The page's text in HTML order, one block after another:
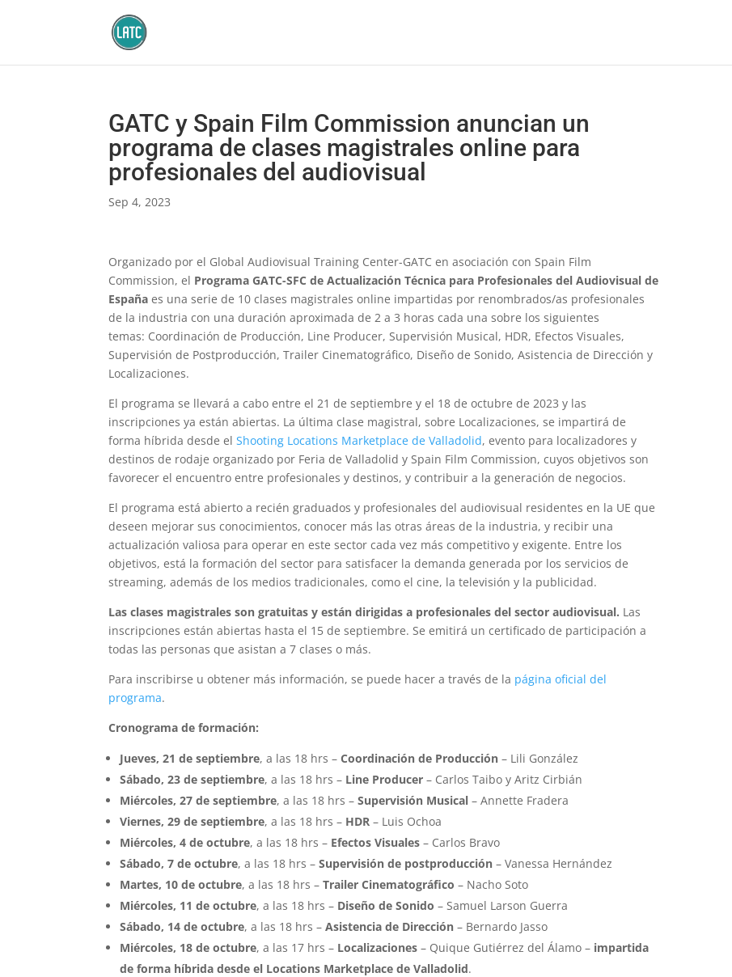
GATC y Spain Film Commission anuncian un
programa de clases magistrales online para
profesionales del audiovisual
Sep 4, 2023
Organizado por el Global Audiovisual Training Center-GATC en asociación con Spain Film
Commission, el Programa GATC-SFC de Actualización Técnica para Profesionales del Audiovisual de
España es una serie de 10 clases magistrales online impartidas por renombrados/as profesionales
de la industria con una duración aproximada de 2 a 3 horas cada una sobre los siguientes
temas: Coordinación de Producción, Line Producer, Supervisión Musical, HDR, Efectos Visuales,
Supervisión de Postproducción, Trailer Cinematográfico, Diseño de Sonido, Asistencia de Dirección y
Localizaciones.
El programa se llevará a cabo entre el 21 de septiembre y el 18 de octubre de 2023 y las
inscripciones ya están abiertas. La última clase magistral, sobre Localizaciones, se impartirá de
forma híbrida desde elShooting Locations Marketplace de Valladolid, evento para localizadores y
destinos de rodaje organizado por Feria de Valladolid y Spain Film Commission, cuyos objetivos son
favorecer el encuentro entre profesionales y destinos, y contribuir a la generación de negocios.
El programa está abierto a recién graduados y profesionales del audiovisual residentes en la UE que
deseen mejorar sus conocimientos, conocer más las otras áreas de la industria, y recibir una
actualización valiosa para operar en este sector cada vez más competitivo y exigente. Entre los
objetivos, está la formación del sector para satisfacer la demanda generada por los servicios de
streaming, además de los medios tradicionales, como el cine, la televisión y la publicidad.
Las clases magistrales son gratuitas y están dirigidas a profesionales del sector audiovisual. Las
inscripciones están abiertas hasta el 15 de septiembre. Se emitirá un certificado de participación a
todas las personas que asistan a 7 clases o más.
Para inscribirse u obtener más información, se puede hacer a través de la página oficial del
programa.
Cronograma de formación:
Jueves, 21 de septiembre, a las 18 hrs – Coordinación de Producción– Lili González
Sábado, 23 de septiembre, a las 18 hrs – Line Producer – Carlos Taibo y Aritz Cirbián
Miércoles, 27 de septiembre, a las 18 hrs –Supervisión Musical– Annette Fradera
Viernes, 29 de septiembre, a las 18 hrs – HDR– Luis Ochoa
Miércoles, 4 de octubre, a las 18 hrs – Efectos Visuales – Carlos Bravo
Sábado, 7 de octubre, a las 18 hrs –Supervisión de postproducción – Vanessa Hernández
Martes, 10 de octubre, a las 18 hrs –Trailer Cinematográfico – Nacho Soto
Miércoles, 11 de octubre, a las 18 hrs – Diseño de Sonido – Samuel Larson Guerra
Sábado, 14 de octubre, a las 18 hrs –Asistencia de Dirección – Bernardo Jasso
Miércoles, 18 de octubre, a las 17 hrs – Localizaciones – Quique Gutiérrez del Álamo – impartida
de forma híbrida desde el Locations Marketplace de Valladolid.